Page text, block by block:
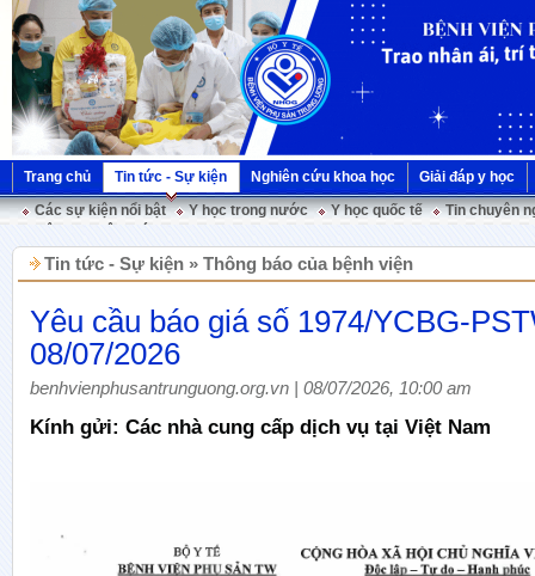
Trang chủ Tin tức - Sự kiện Nghiên cứu khoa học
Giải đáp y học
Các sự kiện nổi bật
Y học trong nước Y học quốc tế
Tin chuyên
Tin tức - Sự kiện » Thông báo của bệnh viện
Yêu cầu báo giá số 1974/YCBG-
08/07/2026
benhvienphusantrunguong.org.vn | 08/07/2026, 10:00 am
Kính gửi: Các nhà cung cấp dịch vụ tại Việt Nam